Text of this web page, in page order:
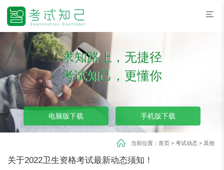
求知路上，无捷径
考试知己，更懂你
电脑版下载 手机版下载
当前位置： 首页> 考试动态> 其他
关于2022卫生资格考试最新动态须知！